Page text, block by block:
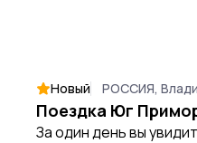
Новый РОССИЯ,
За один день вы